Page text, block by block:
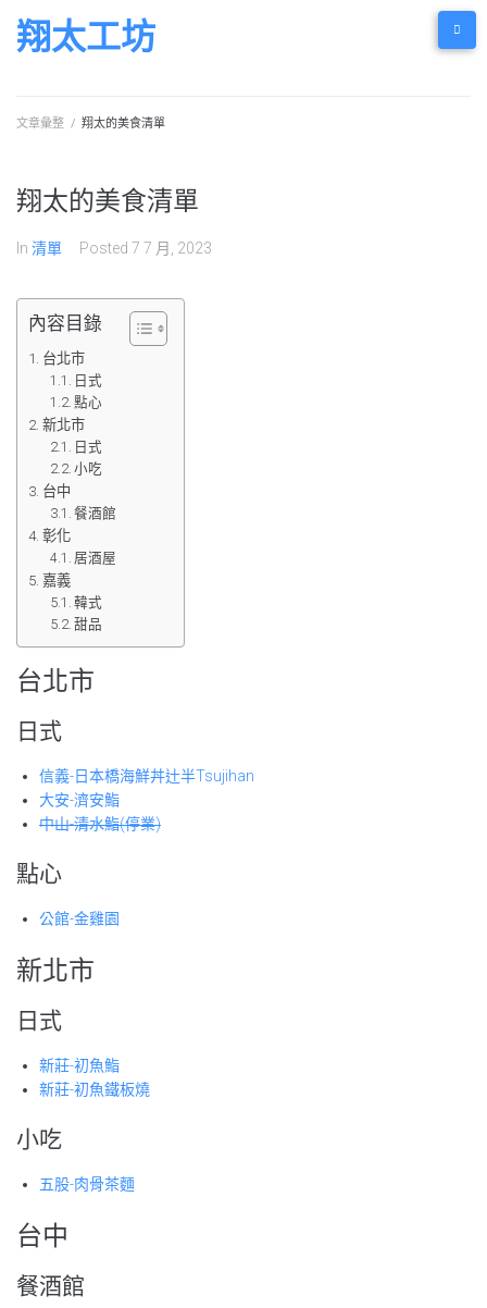
content
翔太工坊
文章彙整 / 翔太的美食清單
翔太的美食清單
In 清單 Posted 7 7 月, 2023
內容目錄
台北市
日式
點心
新北市
日式
小吃
台中
餐酒館
彰化
居酒屋
嘉義
韓式
甜品
台北市
日式
信義-日本橋海鮮丼辻半Tsujihan
大安-濟安鮨
中山-清水鮨(停業)
點心
公館-金雞園
新北市
日式
新莊-初魚鮨
新莊-初魚鐵板燒
小吃
五股-肉骨茶麵
台中
餐酒館